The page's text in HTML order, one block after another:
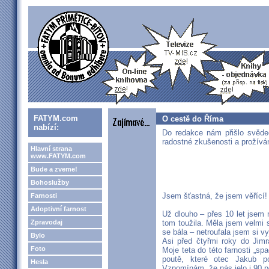
FATYM.com
nabízí:
Hlavní strana
www.FATYM.com
Bude a zveme!
Bohoslužby
Farnosti
Adoptivní farnost
Zpravodaj
Bylo
Foto
Hesla
O cestě do Říma
Do redakce nám přišlo
radostné zkušenosti a
Jsem šťastná, že jsem věřící!
Už dlouho – přes 10 let jsem
tom toužila. Měla jsem velmi
se bála – netroufala jsem si
Asi před čtyřmi roky do
Moje teta do této farnosti
poutě, které otec Jakub